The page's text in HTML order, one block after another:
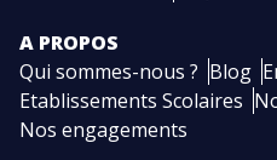
A PROPOS
Qui sommes-nous ? Blog
Etablissements Scolaires
Nos engagements